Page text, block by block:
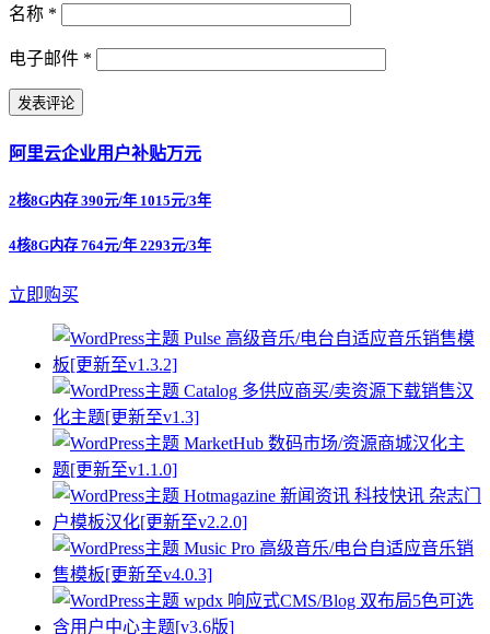
名称 *
电子邮件 *
阿里云企业用户补贴万元
2核8G内存 390元/年 1015元/3年
4核8G内存 764元/年 2293元/3年
立即购买